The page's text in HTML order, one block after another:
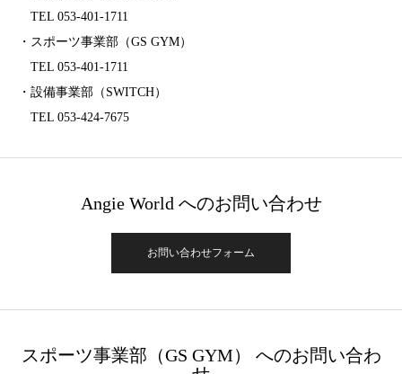
TEL 053-401-1711
・スポーツ事業部（GS GYM）
TEL 053-401-1711
・設備事業部（SWITCH）
TEL 053-424-7675
Angie World へのお問い合わせ
お問い合わせフォーム
スポーツ事業部（GS GYM） へのお問い合わ